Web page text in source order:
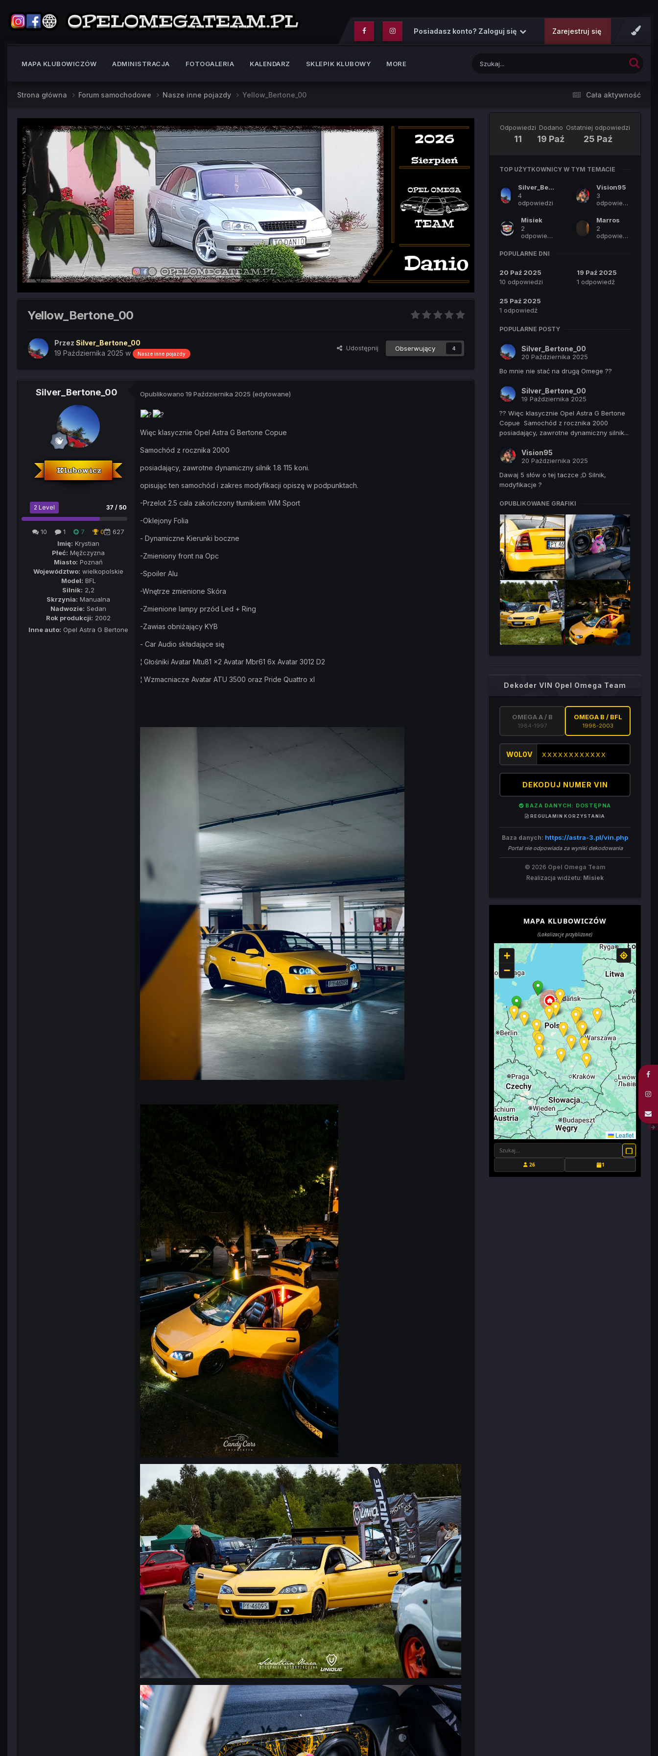
Posiadasz konto? Zaloguj się Zarejestruj się
MAPA KLUBOWICZÓW ADMINISTRACJA FOTOGALERIA KALENDARZ SKLEPIK KLUBOWY MORE
Cała aktywność
Strona główna Forum samochodowe Nasze inne pojazdy Yellow_Bertone_00
Yellow_Bertone_00
Przez Silver_Bertone_00
19 Października 2025 w Nasze inne pojazdy
Udostępnij Obserwujący 4
Silver_Bertone_00
2 Level 37 / 50
10 1 7 0
627
Imię: Krystian
Płeć: Mężczyzna
Miasto: Poznań
Województwo: wielkopolskie
Model: BFL
Silnik: 2,2
Skrzynia: Manualna
Nadwozie: Sedan
Rok produkcji: 2002
Inne auto: Opel Astra G Bertone
Opublikowano 19 Października 2025 (edytowane)
Więc klasycznie Opel Astra G Bertone Copue
Samochód z rocznika 2000
posiadający, zawrotne dynamiczny silnik 1.8 115 koni.
opisując ten samochód i zakres modyfikacji opiszę w podpunktach.
-Przelot 2.5 cala zakończony tłumikiem WM Sport
-Oklejony Folia
- Dynamiczne Kierunki boczne
-Zmieniony front na Opc
-Spoiler Alu
-Wnętrze zmienione Skóra
-Zmienione lampy przód Led + Ring
-Zawias obniżający KYB
- Car Audio składające się
¦ Głośniki Avatar Mtu81 x2 Avatar Mbr61 6x Avatar 3012 D2
¦ Wzmacniacze Avatar ATU 3500 oraz Pride Quattro xl
Odpowiedzi
11
Dodano
19 Paź
Ostatniej odpowiedzi
25 Paź
TOP UŻYTKOWNICY W TYM TEMACIE
Silver_Bertone_00
4
odpowiedzi
Vision95
3
odpowiedzi
Misiek
2
odpowiedzi
Marros
2
odpowiedzi
POPULARNE DNI
20 Paź 2025
10 odpowiedzi
19 Paź 2025
1 odpowiedź
25 Paź 2025
1 odpowiedź
POPULARNE POSTY
Silver_Bertone_00
20 Października 2025
Bo mnie nie stać na drugą Omege ??
Silver_Bertone_00
19 Października 2025
?? Więc klasycznie Opel Astra G Bertone
Copue Samochód z rocznika 2000
posiadający, zawrotne dynamiczny silnik...
Vision95
20 Października 2025
Dawaj 5 słów o tej taczce ;D Silnik,
modyfikacje ?
OPUBLIKOWANE GRAFIKI
Dekoder VIN Opel Omega Team
OMEGA A / B
1984-1997
OMEGA B / BFL
1998-2003
W0L0V
DEKODUJ NUMER VIN
BAZA DANYCH: DOSTĘPNA
REGULAMIN KORZYSTANIA
Baza danych: https://astra-3.pl/vin.php
Portal nie odpowiada za wyniki dekodowania
© 2026 Opel Omega Team
Realizacja widżetu: Misiek
MAPA KLUBOWICZÓW
(Lokalizacje przybliżone)
+
−
Leaflet
26 1